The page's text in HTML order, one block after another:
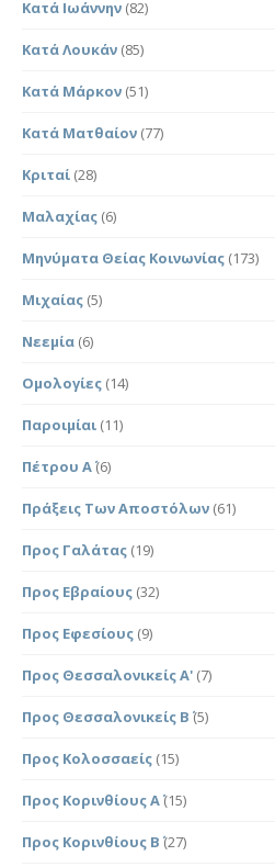
Κατά Ιωάννην (82)
Κατά Λουκάν (85)
Κατά Μάρκον (51)
Κατά Ματθαίον (77)
Κριταί (28)
Μαλαχίας (6)
Μηνύματα Θείας Κοινωνίας (173)
Μιχαίας (5)
Νεεμία (6)
Ομολογίες (14)
Παροιμίαι (11)
Πέτρου Α΄(6)
Πράξεις Των Αποστόλων (61)
Προς Γαλάτας (19)
Προς Εβραίους (32)
Προς Εφεσίους (9)
Προς Θεσσαλονικείς Α' (7)
Προς Θεσσαλονικείς Β΄ (5)
Προς Κολοσσαείς (15)
Προς Κορινθίους Α΄(15)
Προς Κορινθίους Β΄ (27)